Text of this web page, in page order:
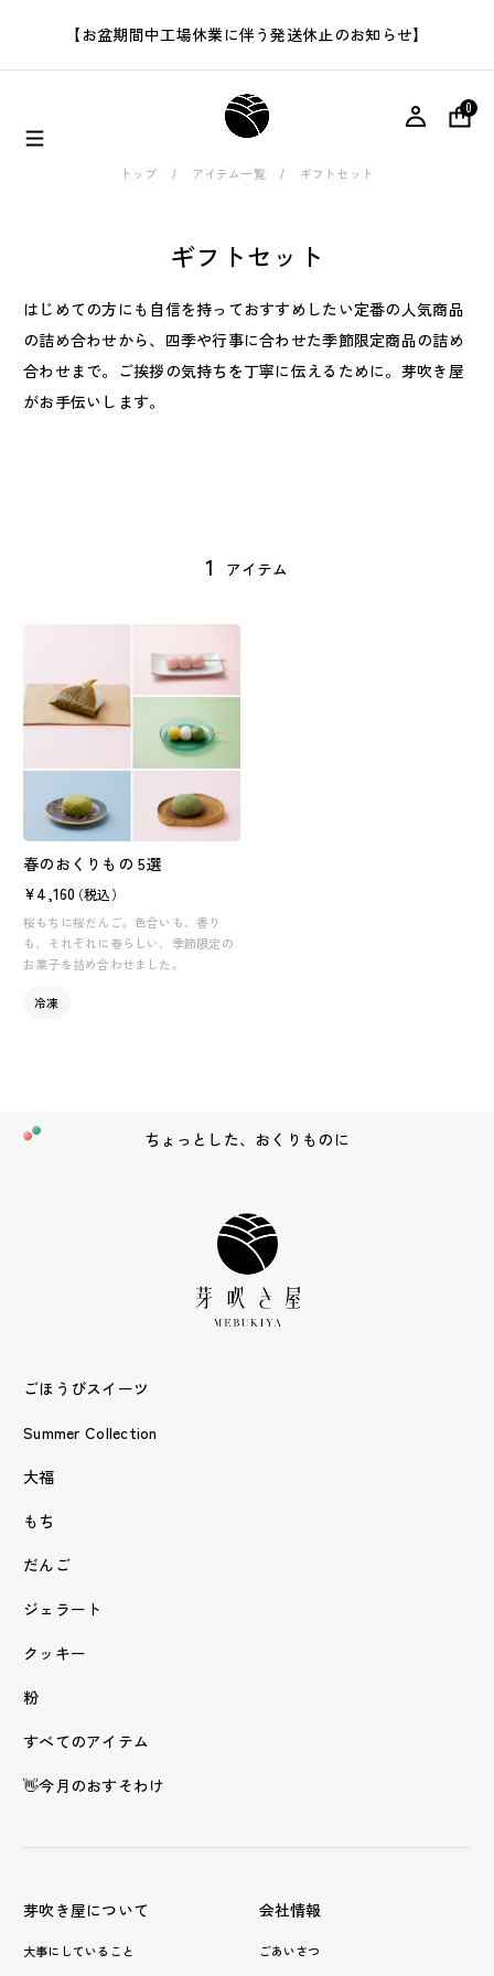
【お盆期間中工場休業に伴う発送休止のお知らせ】
0
トップ アイテム一覧 ギフトセット
ギフトセット
はじめての方にも自信を持っておすすめしたい定番の人気商品
の詰め合わせから、四季や行事に合わせた季節限定商品の詰め
合わせまで。ご挨拶の気持ちを丁寧に伝えるために。芽吹き屋
がお手伝いします。
1 アイテム
春のおくりもの 5選
¥4,160（税込）
桜もちに桜だんご。色合いも、香り
も、それぞれに春らしい、季節限定の
冷凍
ちょっとした、おくりものに
ごほうびスイーツ
Summer Collection
大福
もち
だんご
ジェラート
クッキー
粉
すべてのアイテム
👋今月のおすそわけ
芽吹き屋について
大事にしていること
会社情報
ごあいさつ